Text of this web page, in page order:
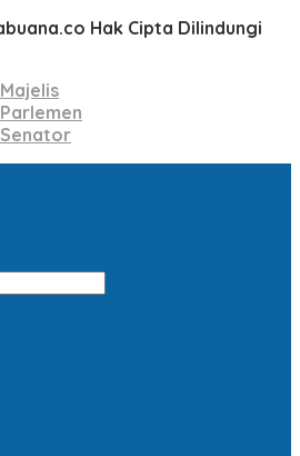
Hak Cipta Dilindungi